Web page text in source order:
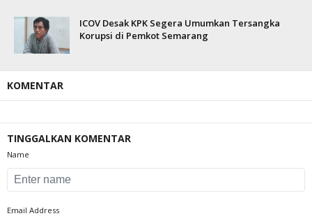
ICOV Desak KPK Segera Umumkan Tersangka
Korupsi di Pemkot Semarang
KOMENTAR
TINGGALKAN KOMENTAR
Name
Email Address